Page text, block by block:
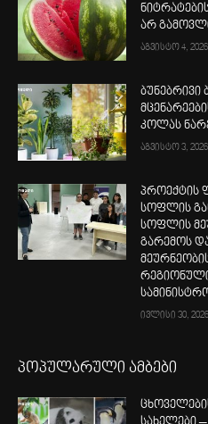
არ
აგვისტო 4, 2026
კოლას
აგვისტო 3, 2026
პროექტის
სოფლის
სოფლის
გარემოს
ივლისი 30, 2026
პოპულარული ამბები